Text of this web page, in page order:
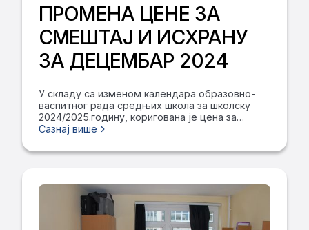
ПРОМЕНА ЦЕНЕ ЗА
СМЕШТАЈ И ИСХРАНУ
ЗА ДЕЦЕМБАР 2024
У складу са изменом календара образовно-
васпитног рада средњих школа за школску
2024/2025.годину, коригована је цена за
смештај и исхрану у Дому ученика средњих
Сазнај више